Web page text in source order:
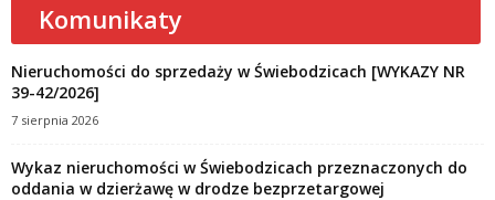
Komunikaty
Nieruchomości do sprzedaży w Świebodzicach [WYKAZY NR
39-42/2026]
7 sierpnia 2026
Wykaz nieruchomości w Świebodzicach przeznaczonych do
oddania w dzierżawę w drodze bezprzetargowej